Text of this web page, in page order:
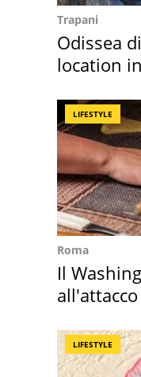
Trapani
Odissea
location
LIFESTYLE
Roma
Il
LIFESTYLE